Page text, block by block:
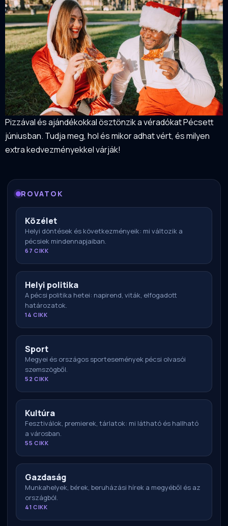
Pizzával és ajándékokkal ösztönzik a véradókat Pécsett
júniusban. Tudja meg, hol és mikor adhat vért, és milyen
extra kedvezményekkel várják!
ROVATOK
Közélet
Helyi döntések és következményeik: mi változik a
pécsiek mindennapjaiban.
67 CIKK
Helyi politika
A pécsi politika hetei: napirend, viták, elfogadott
határozatok.
14 CIKK
Sport
Megyei és országos sportesemények pécsi olvasói
szemszögből.
52 CIKK
Kultúra
Fesztiválok, premierek, tárlatok: mi látható és hallható
a városban.
55 CIKK
Gazdaság
Munkahelyek, bérek, beruházási hírek a megyéből és az
országból.
41 CIKK